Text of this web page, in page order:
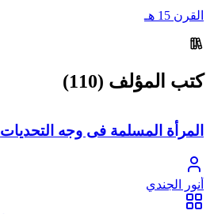
القرن 15 هـ
كتب المؤلف (110)
المرأة المسلمة فى وجه التحديات
أنور الجندي